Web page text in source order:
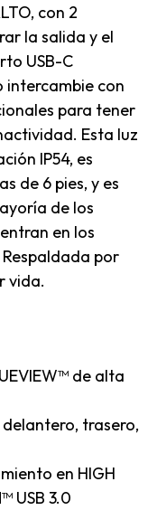
con 2
la salida y el
USB-C
intercambie con
para tener
Esta luz
IP54, es
de 6 pies, y es
de los
en los
por
vida.
de alta
trasero,
en HIGH
USB 3.0